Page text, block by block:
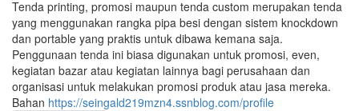
Tenda printing, promosi maupun tenda custom merupakan tenda
yang menggunakan rangka pipa besi dengan sistem knockdown
dan portable yang praktis untuk dibawa kemana saja.
Penggunaan tenda ini biasa digunakan untuk promosi, even,
kegiatan bazar atau kegiatan lainnya bagi perusahaan dan
organisasi untuk melakukan promosi produk atau jasa mereka.
Bahan https://seingald219mzn4.ssnblog.com/profile